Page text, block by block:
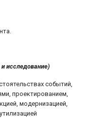
и исследование)
событий,
проектированием,
модернизацией,